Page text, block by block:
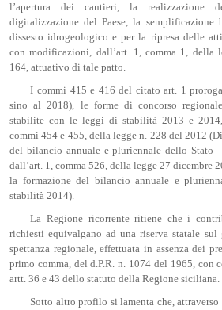
l’apertura dei cantieri, la realizzazione
digitalizzazione del Paese, la semplificazione
dissesto idrogeologico e per la ripresa delle
con modificazioni, dall’art. 1, comma 1, della
164, attuativo di tale patto.
I commi 415 e 416 del citato art. 1
sino al 2018), le forme di concorso
stabilite con le leggi di stabilità 2013 e 2014,
commi 454 e 455, della legge n. 228 del 2012
del bilancio annuale e pluriennale dello Stato
dall’art. 1, comma 526, della legge 27 dicembre
la formazione del bilancio annuale e
stabilità 2014).
La Regione ricorrente ritiene che i
richiesti equivalgano ad una riserva statale
spettanza regionale, effettuata in assenza dei
primo comma, del d.P.R. n. 1074 del 1965, con
artt. 36 e 43 dello statuto della Regione siciliana.
Sotto altro profilo si lamenta che,